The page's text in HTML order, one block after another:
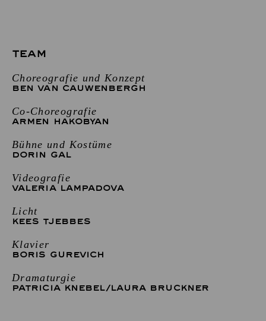
TEAM
Choreografie und Konzept
BEN VAN CAUWENBERGH
Co-Choreografie
ARMEN HAKOBYAN
Bühne und Kostüme
DORIN GAL
Videografie
VALERIA LAMPADOVA
Licht
KEES TJEBBES
Klavier
BORIS GUREVICH
Dramaturgie
PATRICIA KNEBEL/LAURA BRUCKNER